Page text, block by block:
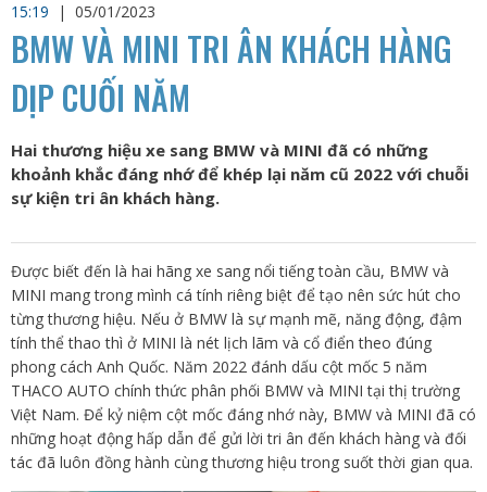
15:19
| 05/01/2023
BMW VÀ MINI TRI ÂN KHÁCH HÀNG
DỊP CUỐI NĂM
Hai thương hiệu xe sang BMW và MINI đã có những
khoảnh khắc đáng nhớ để khép lại năm cũ 2022 với chuỗi
sự kiện tri ân khách hàng.
Được biết đến là hai hãng xe sang nổi tiếng toàn cầu, BMW và
MINI mang trong mình cá tính riêng biệt để tạo nên sức hút cho
từng thương hiệu. Nếu ở BMW là sự mạnh mẽ, năng động, đậm
tính thể thao thì ở MINI là nét lịch lãm và cổ điển theo đúng
phong cách Anh Quốc. Năm 2022 đánh dấu cột mốc 5 năm
THACO AUTO chính thức phân phối BMW và MINI tại thị trường
Việt Nam. Để kỷ niệm cột mốc đáng nhớ này, BMW và MINI đã có
những hoạt động hấp dẫn để gửi lời tri ân đến khách hàng và đối
tác đã luôn đồng hành cùng thương hiệu trong suốt thời gian qua.